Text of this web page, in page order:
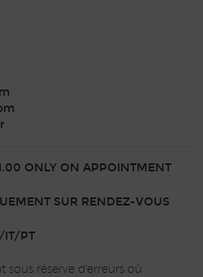
ONLY ON APPOINTMENT
SUR RENDEZ-VOUS
IT/PT
sous réserve d'erreurs où